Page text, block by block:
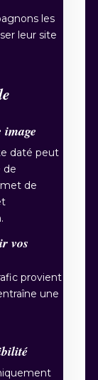
les
leur site
image
daté peut
de
de
vos
provient
une